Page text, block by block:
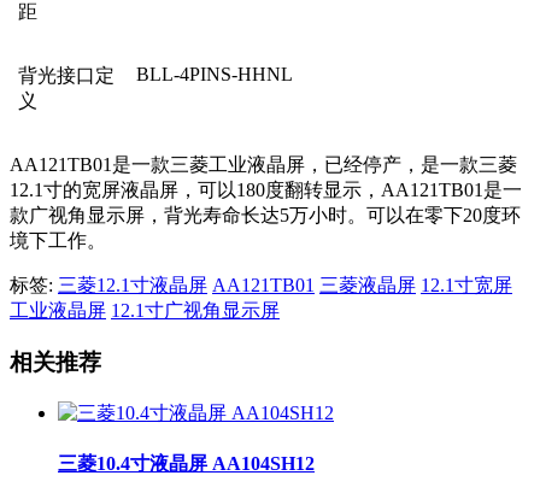
距
背光接口定
义
BLL-4PINS-HHNL
AA121TB01 是一款三菱工业液晶屏，已经停产，是一款三菱
12.1寸的宽屏液晶屏，可以180度翻转显示，AA121TB01是一
款广视角显示屏，背光寿命长达5万小时。可以在零下20度环
境下工作。
标签: 三菱12.1寸液晶屏 AA121TB01 三菱液晶屏 12.1寸宽屏
工业液晶屏 12.1寸广视角显示屏
相关推荐
三菱10.4寸液晶屏 AA104SH12